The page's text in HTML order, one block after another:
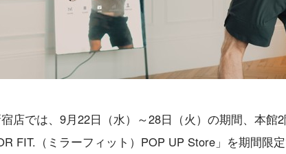
店では、9月22日（水）～28日（火）の期間、本館
FIT.（ミラーフィット）POP UP Store」を期間限